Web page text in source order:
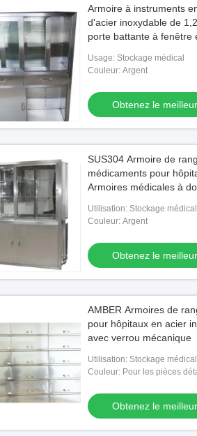
Armoire à instruments
d'acier inoxydable de
porte battante à fenêtre
Usage: Stockage médical
Couleur: Argent
Obtenez le
SUS304 Armoire de
médicaments pour
Armoires médicales à
Utilisation: Stockage médical
Couleur: Argent
Obtenez le
AMBER Armoires de
pour hôpitaux en acier
avec verrou mécanique
Utilisation: Stockage médical
Couleur: Pour les pièces
Obtenez le